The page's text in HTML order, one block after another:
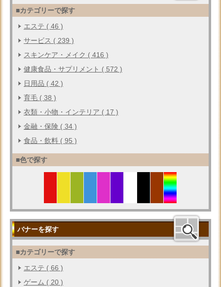
■カテゴリーで探す
エステ ( 46 )
サービス ( 239 )
スキンケア・メイク ( 416 )
健康食品・サプリメント ( 572 )
日用品 ( 42 )
育毛 ( 38 )
衣類・小物・インテリア ( 17 )
金融・保険 ( 34 )
食品・飲料 ( 95 )
■色で探す
バナーを探す
■カテゴリーで探す
エステ ( 66 )
ゲーム ( 20 )